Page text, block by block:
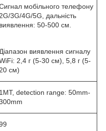
мобільного телефону
2G/3G/4G/5G, дальність
виявлення: 50-500 см.
Діапазон виявлення сигналу
2,4 г (5-30 см), 5,8 г (5-
20 см)
1MT, detection range: 50mm-